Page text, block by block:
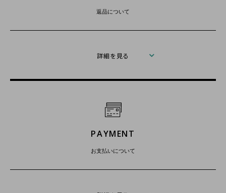
返品について
詳細を見る
PAYMENT
お支払いについて